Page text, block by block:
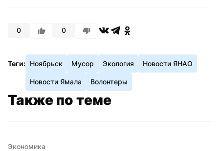
0 0
Теги: Ноябрьск Мусор Экология Новости ЯНАО
Новости Ямала Волонтеры
Также по теме
Экономика